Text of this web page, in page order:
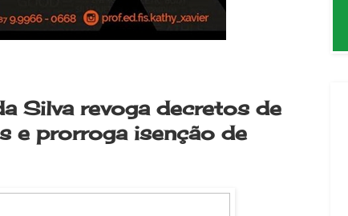
Silva revoga decretos de
e prorroga isenção de